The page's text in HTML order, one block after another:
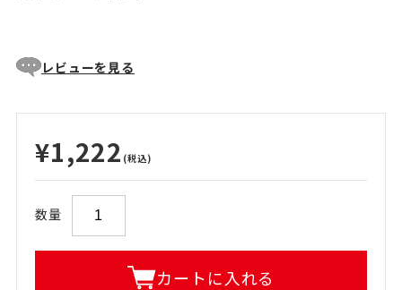
レビューを見る
¥1,222 (税込)
数量
カートに入れる